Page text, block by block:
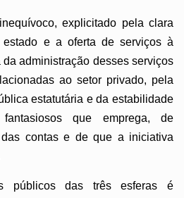
explicitado pela clara
e a oferta de serviços à
administração desses serviços
ao setor privado, pela
estatutária e da estabilidade
que emprega, de
contas e de que a iniciativa
públicos das três esferas é